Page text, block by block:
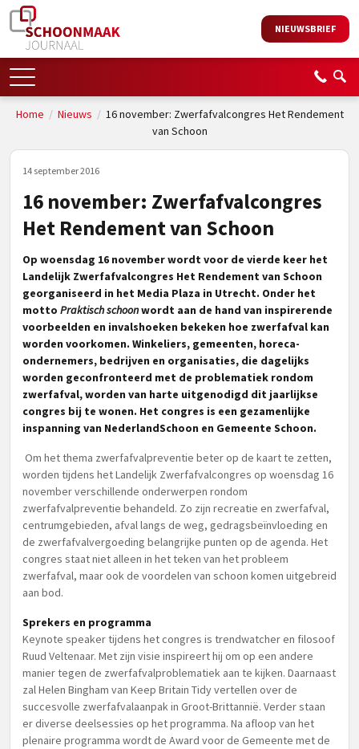
NIEUWSBRIEF
Home / Nieuws / 16 november: Zwerfafvalcongres Het Rendement
van Schoon
14 september 2016
16 november: Zwerfafvalcongres
Het Rendement van Schoon
Op woensdag 16 november wordt voor de vierde keer het
Landelijk Zwerfafvalcongres Het Rendement van Schoon
georganiseerd in het Media Plaza in Utrecht. Onder het
motto Praktisch schoonwordt aan de hand van inspirerende
voorbeelden en invalshoeken bekeken hoe zwerfafval kan
worden voorkomen. Winkeliers, gemeenten, horeca-
ondernemers, bedrijven en organisaties, die dagelijks
worden geconfronteerd met de problematiek rondom
zwerfafval, worden van harte uitgenodigd dit jaarlijkse
congres bij te wonen. Het congres is een gezamenlijke
inspanning van NederlandSchoon en Gemeente Schoon.
Om het thema zwerfafvalpreventie beter op de kaart te zetten,
worden tijdens het Landelijk Zwerfafvalcongres op woensdag 16
november verschillende onderwerpen rondom
zwerfafvalpreventie behandeld. Zo zijn recreatie en zwerfafval,
centrumgebieden, afval langs de weg, gedragsbeïnvloeding en
de zwerfafvalvergoeding belangrijke punten op de agenda. Het
congres staat niet alleen in het teken van het probleem
zwerfafval, maar ook de voordelen van schoon komen uitgebreid
aan bod.
Sprekers en programma
Keynote speaker tijdens het congres is trendwatcher en filosoof
Ruud Veltenaar. Met zijn visie inspireert hij om op een andere
manier tegen de zwerfafvalproblematiek aan te kijken. Daarnaast
zal Helen Bingham van Keep Britain Tidy vertellen over de
succesvolle zwerfafvalaanpak in Groot-Brittannië. Verder staan
er diverse deelsessies op het programma. Na afloop van het
plenaire programma wordt de Award voor de Gemeente met de